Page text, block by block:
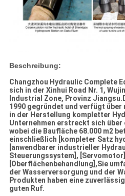
Beschreibung:
Changzhou Hydraulic Complete
sich in der Xinhui Road Nr. 1,
Industrial Zone, Provinz
1990 gegründet und verfügt über
in der Herstellung kompletter
Unternehmen erstreckt sich über
wobei die Baufläche 68.000 m2
einschließlich [kompleter Satz
[anwendbarer industrieller
Steuerungssystem],
[Oberflächenbehandlung],Sie
der Wasserversorgung und der
Produkten haben eine
guten Ruf.